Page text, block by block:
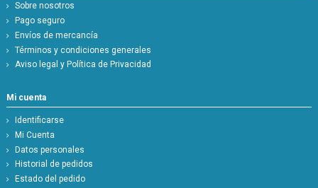
Sobre nosotros
Pago seguro
Envíos de mercancía
Términos y condiciones generales
Aviso legal y Política de Privacidad
Mi cuenta
Identificarse
Mi Cuenta
Datos personales
Historial de pedidos
Estado del pedido